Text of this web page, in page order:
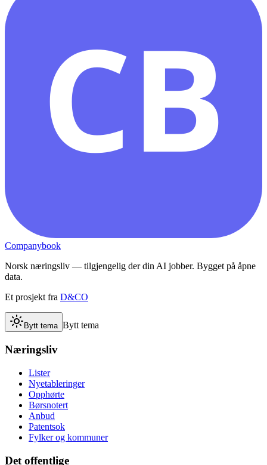
CB
Companybook
Norsk næringsliv — tilgjengelig der din AI jobber. Bygget på åpne
data.
Et prosjekt fra D&CO
Bytt tema Bytt tema
Næringsliv
Lister
Nyetableringer
Opphørte
Børsnotert
Anbud
Patentsok
Fylker og kommuner
Det offentlige